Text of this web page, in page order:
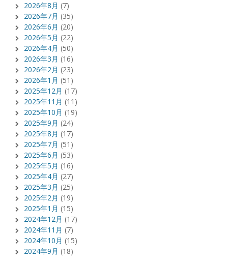
2026年8月 (7)
2026年7月 (35)
2026年6月 (20)
2026年5月 (22)
2026年4月 (50)
2026年3月 (16)
2026年2月 (23)
2026年1月 (51)
2025年12月 (17)
2025年11月 (11)
2025年10月 (19)
2025年9月 (24)
2025年8月 (17)
2025年7月 (51)
2025年6月 (53)
2025年5月 (16)
2025年4月 (27)
2025年3月 (25)
2025年2月 (19)
2025年1月 (15)
2024年12月 (17)
2024年11月 (7)
2024年10月 (15)
2024年9月 (18)